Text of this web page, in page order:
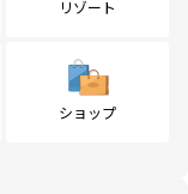
リゾート
ショップ